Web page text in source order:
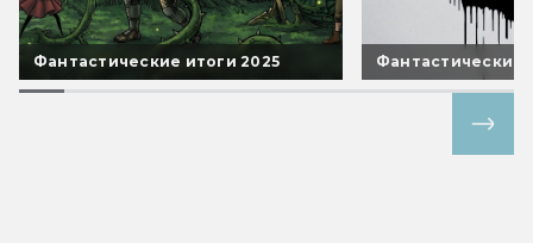
Фантастические итоги 2025 Фантастические